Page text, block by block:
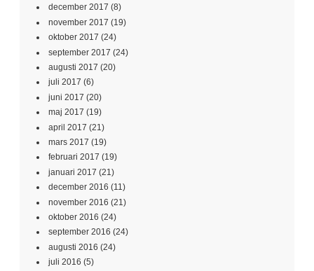
december 2017 (8)
november 2017 (19)
oktober 2017 (24)
september 2017 (24)
augusti 2017 (20)
juli 2017 (6)
juni 2017 (20)
maj 2017 (19)
april 2017 (21)
mars 2017 (19)
februari 2017 (19)
januari 2017 (21)
december 2016 (11)
november 2016 (21)
oktober 2016 (24)
september 2016 (24)
augusti 2016 (24)
juli 2016 (5)